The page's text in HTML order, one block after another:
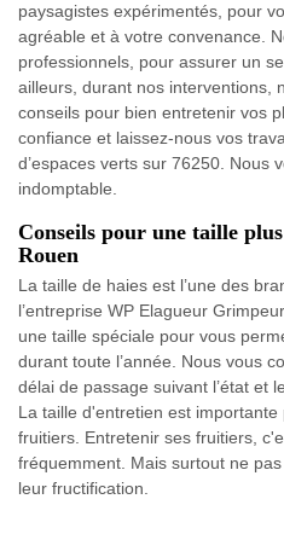
paysagistes expérimentés, pour
agréable et à votre convenance.
professionnels, pour assurer un
ailleurs, durant nos interventions,
conseils pour bien entretenir vos
confiance et laissez-nous vos
d’espaces verts sur 76250. Nous
indomptable.
Conseils pour une taille
Rouen
La taille de haies est l’une des
l’entreprise WP Elagueur
une taille spéciale pour vous
durant toute l’année. Nous vous
délai de passage suivant l’état et
La taille d'entretien est
fruitiers. Entretenir ses fruitiers,
fréquemment. Mais surtout ne
leur fructification.